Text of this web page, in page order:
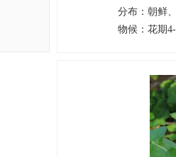
分布 ： 朝鲜
物候 ： 花期